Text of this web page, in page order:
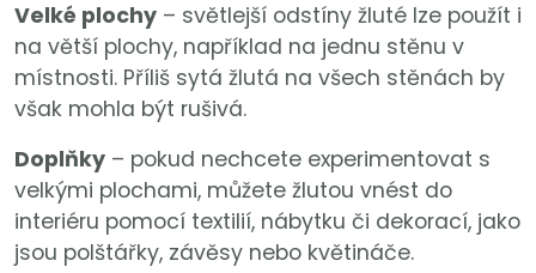
Velké plochy – světlejší odstíny žluté lze použít i
na větší plochy, například na jednu stěnu v
místnosti. Příliš sytá žlutá na všech stěnách by
však mohla být rušivá.
Doplňky – pokud nechcete experimentovat s
velkými plochami, můžete žlutou vnést do
interiéru pomocí textilií, nábytku či dekorací, jako
jsou polštářky, závěsy nebo květináče.